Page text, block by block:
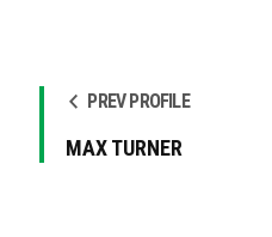
PREV PROFILE
MAX TURNER